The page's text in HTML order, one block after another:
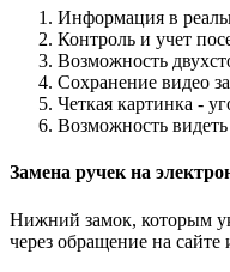
Информация в
Контроль и учет
Возможность
Сохранение видео
Четкая картинка -
Возможность
Замена ручек на
Нижний замок, которым
через обращение на сайте